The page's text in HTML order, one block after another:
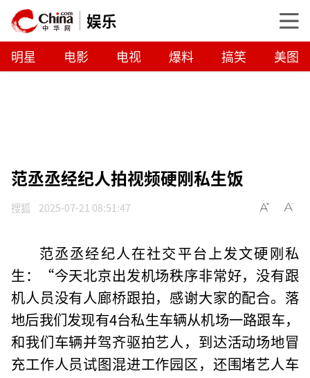
娱乐
明星 电影 电视 爆料 搞笑 美图
范丞丞经纪人拍视频硬刚私生饭
搜狐 2025-07-21 08:51:47
范丞丞经纪人在社交平台上发文硬刚私
生：“今天北京出发机场秩序非常好，没有跟
机人员没有人廊桥跟拍，感谢大家的配合。落
地后我们发现有4台私生车辆从机场一路跟车，
和我们车辆并驾齐驱拍艺人，到达活动场地冒
充工作人员试图混进工作园区，还围堵艺人车